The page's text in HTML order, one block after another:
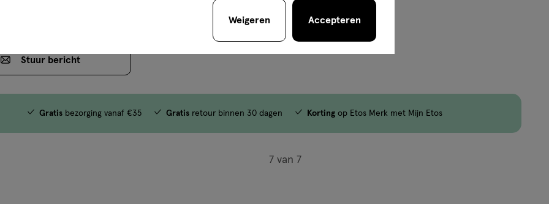
Stuur bericht
Gratis bezorging vanaf €35 Gratis retour binnen 30 dagen Korting op Etos Merk met Mijn Etos
7 van7
Weigeren Accepteren